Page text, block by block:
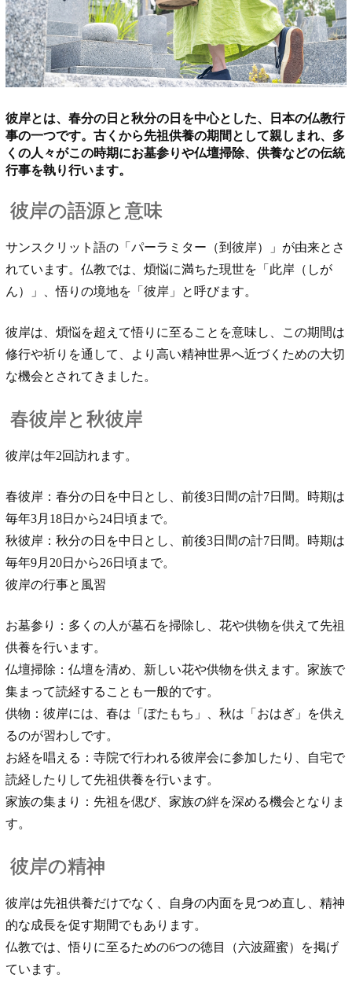
彼岸とは、春分の日と秋分の日を中心とした、日本の仏教行
事の一つです。古くから先祖供養の期間として親しまれ、多
くの人々がこの時期にお墓参りや仏壇掃除、供養などの伝統
行事を執り行います。
彼岸の語源と意味
サンスクリット語の「パーラミター（到彼岸）」が由来とさ
れています。仏教では、煩悩に満ちた現世を「此岸（しが
ん）」、悟りの境地を「彼岸」と呼びます。
彼岸は、煩悩を超えて悟りに至ることを意味し、この期間は
修行や祈りを通して、より高い精神世界へ近づくための大切
な機会とされてきました。
春彼岸と秋彼岸
彼岸は年2回訪れます。
春彼岸：春分の日を中日とし、前後3日間の計7日間。時期は
毎年3月18日から24日頃まで。
秋彼岸：秋分の日を中日とし、前後3日間の計7日間。時期は
毎年9月20日から26日頃まで。
彼岸の行事と風習
お墓参り：多くの人が墓石を掃除し、花や供物を供えて先祖
供養を行います。
仏壇掃除：仏壇を清め、新しい花や供物を供えます。家族で
集まって読経することも一般的です。
供物：彼岸には、春は「ぼたもち」、秋は「おはぎ」を供え
るのが習わしです。
お経を唱える：寺院で行われる彼岸会に参加したり、自宅で
読経したりして先祖供養を行います。
家族の集まり：先祖を偲び、家族の絆を深める機会となりま
す。
彼岸の精神
彼岸は先祖供養だけでなく、自身の内面を見つめ直し、精神
的な成長を促す期間でもあります。
仏教では、悟りに至るための6つの徳目（六波羅蜜）を掲げ
ています。